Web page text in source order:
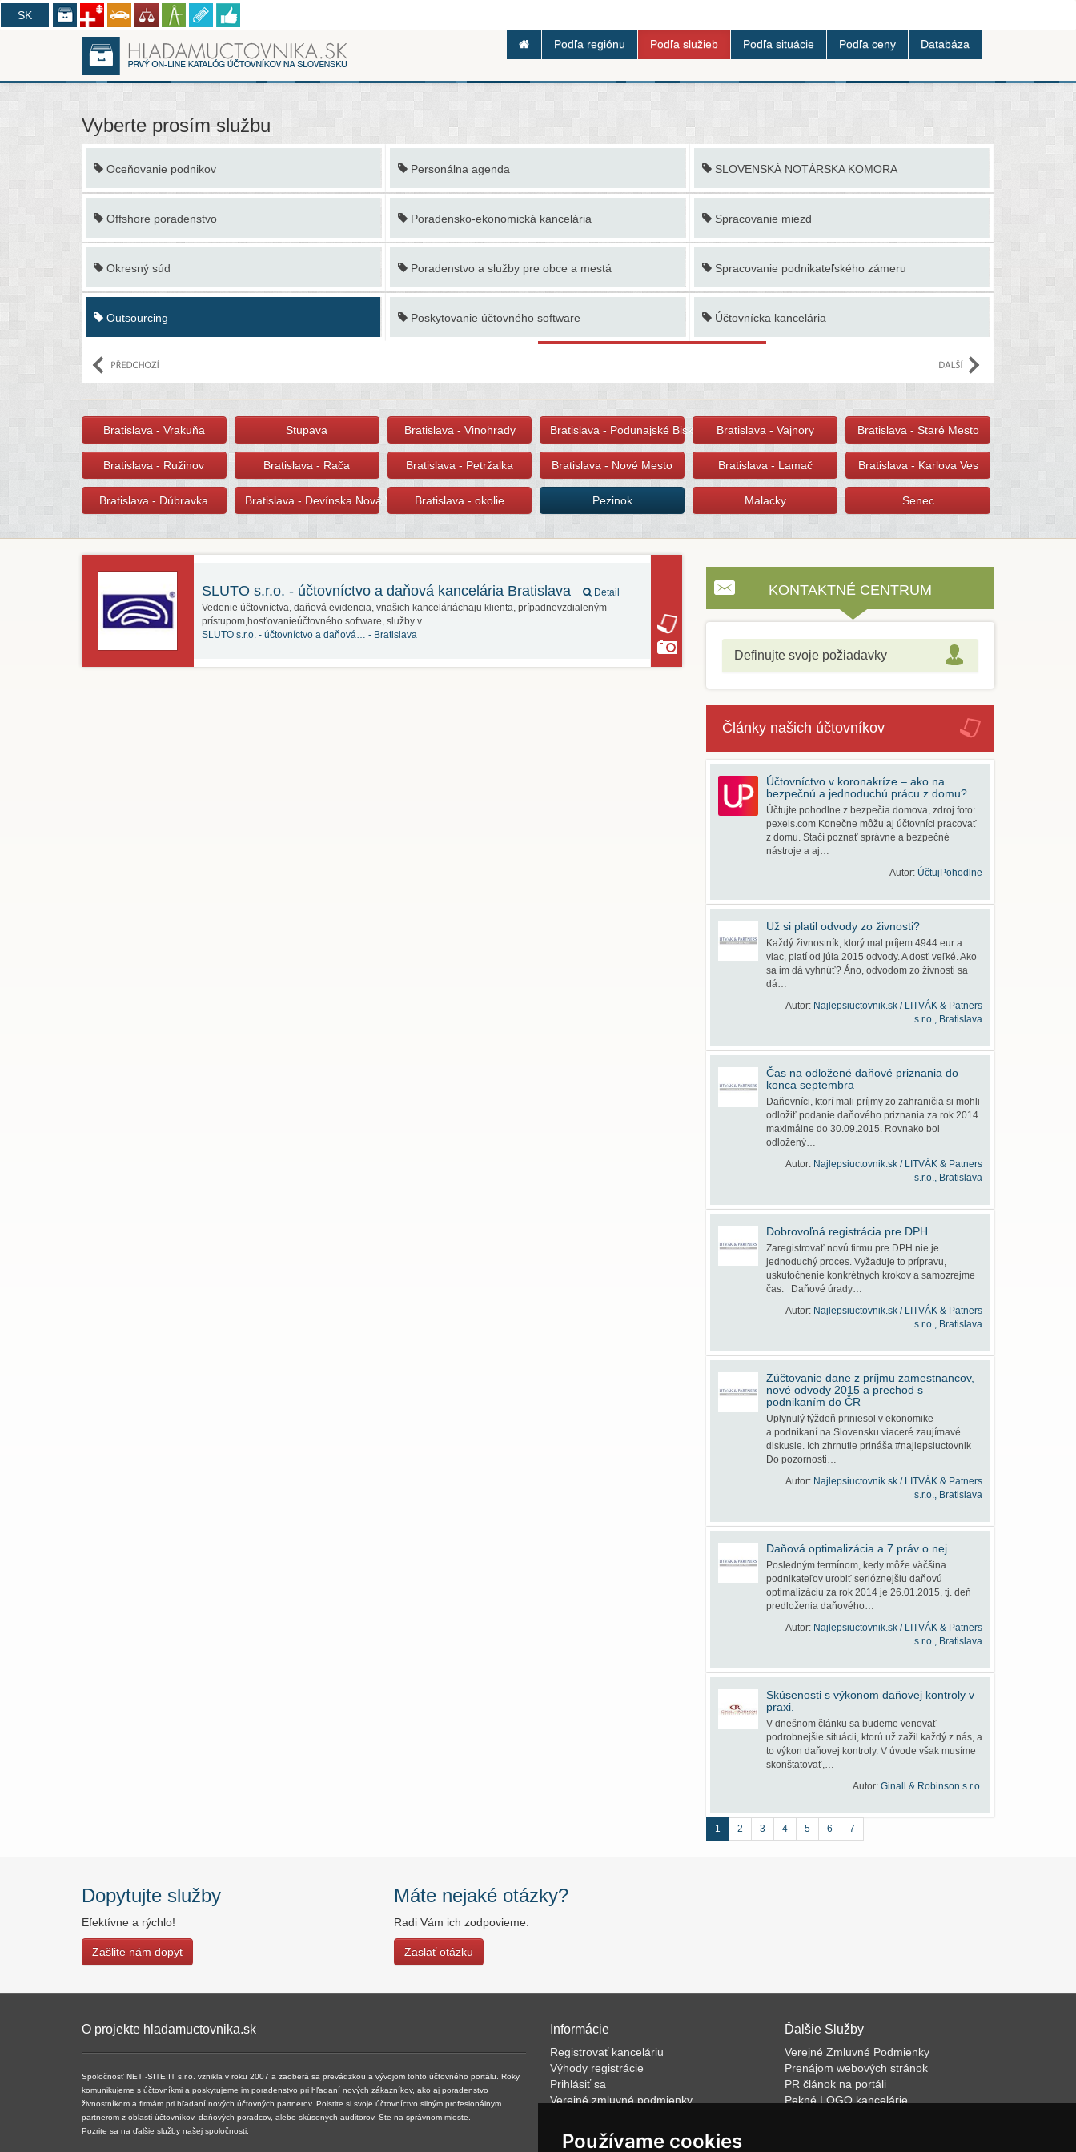
Používame cookies
SK
CZ
Podľa regiónu Podľa služieb Podľa situácie Podľa ceny Databáza
Vyberte prosím službu
Oceňovanie podnikov
Offshore poradenstvo
Okresný súd
Outsourcing
Personálna agenda
Poradensko-ekonomická kancelária
Poradenstvo a služby pre obce a mestá
Poskytovanie účtovného software
SLOVENSKÁ NOTÁRSKA KOMORA
Spracovanie miezd
Spracovanie podnikateľského zámeru
Účtovnícka kancelária
Bratislava - Vrakuňa Stupava Bratislava - Vinohrady Bratislava - Podunajské BiskupiceBratislava - Vajnory Bratislava - Staré Mesto
Bratislava - Ružinov Bratislava - Rača Bratislava - Petržalka Bratislava - Nové Mesto Bratislava - Lamač Bratislava - Karlova Ves
Bratislava - Dúbravka Bratislava - Devínska Nová Ves Bratislava - okolie Pezinok Malacky Senec
SLUTO s.r.o. - účtovníctvo a daňová kancelária Bratislava
Detail
Vedenie účtovníctva, daňová evidencia, vnašich kanceláriáchaju klienta, prípadnevzdialeným
prístupom,hosťovanieúčtovného software, služby v…
SLUTO s.r.o. - účtovníctvo a daňová… - Bratislava
KONTAKTNÉ CENTRUM
Definujte svoje požiadavky
Články našich účtovníkov
Účtovníctvo v koronakríze – ako na
bezpečnú a jednoduchú prácu z domu?
Účtujte pohodlne z bezpečia domova, zdroj foto:
pexels.com Konečne môžu aj účtovníci pracovať
z domu. Stačí poznať správne a bezpečné
nástroje a aj…
Autor: ÚčtujPohodlne
Už si platil odvody zo živnosti?
Každý živnostník, ktorý mal príjem 4944 eur a
viac, platí od júla 2015 odvody. A dosť veľké. Ako
sa im dá vyhnúť? Áno, odvodom zo živnosti sa
dá…
Autor: Najlepsiuctovnik.sk / LITVÁK & Patners
s.r.o., Bratislava
Čas na odložené daňové priznania do
konca septembra
Daňovníci, ktorí mali príjmy zo zahraničia si mohli
odložiť podanie daňového priznania za rok 2014
maximálne do 30.09.2015. Rovnako bol
odložený…
Autor: Najlepsiuctovnik.sk / LITVÁK & Patners
s.r.o., Bratislava
Dobrovoľná registrácia pre DPH
Zaregistrovať novú firmu pre DPH nie je
jednoduchý proces. Vyžaduje to prípravu,
uskutočnenie konkrétnych krokov a samozrejme
čas. Daňové úrady…
Autor: Najlepsiuctovnik.sk / LITVÁK & Patners
s.r.o., Bratislava
Zúčtovanie dane z príjmu zamestnancov,
nové odvody 2015 a prechod s
podnikaním do ČR
Uplynulý týždeň priniesol v ekonomike
a podnikaní na Slovensku viaceré zaujímavé
diskusie. Ich zhrnutie prináša #najlepsiuctovnik
Do pozornosti…
Autor: Najlepsiuctovnik.sk / LITVÁK & Patners
s.r.o., Bratislava
Daňová optimalizácia a 7 práv o nej
Posledným termínom, kedy môže väčšina
podnikateľov urobiť serióznejšiu daňovú
optimalizáciu za rok 2014 je 26.01.2015, tj. deň
predloženia daňového…
Autor: Najlepsiuctovnik.sk / LITVÁK & Patners
s.r.o., Bratislava
Skúsenosti s výkonom daňovej kontroly v
praxi.
V dnešnom článku sa budeme venovať
podrobnejšie situácii, ktorú už zažil každý z nás, a
to výkon daňovej kontroly. V úvode však musíme
skonštatovať,…
Autor: Ginall & Robinson s.r.o.
1 2 3 4 5 6 7
Dopytujte služby
Efektívne a rýchlo!
Zašlite nám dopyt
Máte nejaké otázky?
Radi Vám ich zodpovieme.
Zaslať otázku
O projekte hladamuctovnika.sk
Spoločnosť NET -SITE:IT s.r.o. vznikla v roku 2007 a ​​zaoberá sa prevádzkou a vývojom tohto účtovného portálu. Roky
komunikujeme s účtovníkmi a poskytujeme im poradenstvo pri hľadaní nových zákazníkov, ako aj poradenstvo
živnostníkom a firmám pri hľadaní nových účtovných partnerov. Poistite si svoje účtovníctvo silným profesionálnym
partnerom z oblasti účtovníkov, daňových poradcov, alebo skúsených auditorov. Ste na správnom mieste.
Pozrite sa na ďalšie služby našej spoločnosti.
Informácie
Registrovať kanceláriu
Výhody registrácie
Prihlásiť sa
Verejné zmluvné podmienky
VOP
FAQ
Ďalšie Služby
Verejné Zmluvné Podmienky
Prenájom webových stránok
PR článok na portáli
Pekné LOGO kancelárie